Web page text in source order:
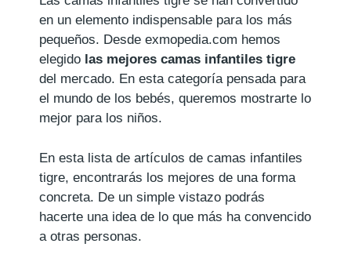
en un elemento indispensable para los más
pequeños. Desde exmopedia.com hemos
elegido las mejores camas infantiles tigre
del mercado. En esta categoría pensada para
el mundo de los bebés, queremos mostrarte lo
mejor para los niños.
En esta lista de artículos de camas infantiles
tigre, encontrarás los mejores de una forma
concreta. De un simple vistazo podrás
hacerte una idea de lo que más ha convencido
a otras personas.